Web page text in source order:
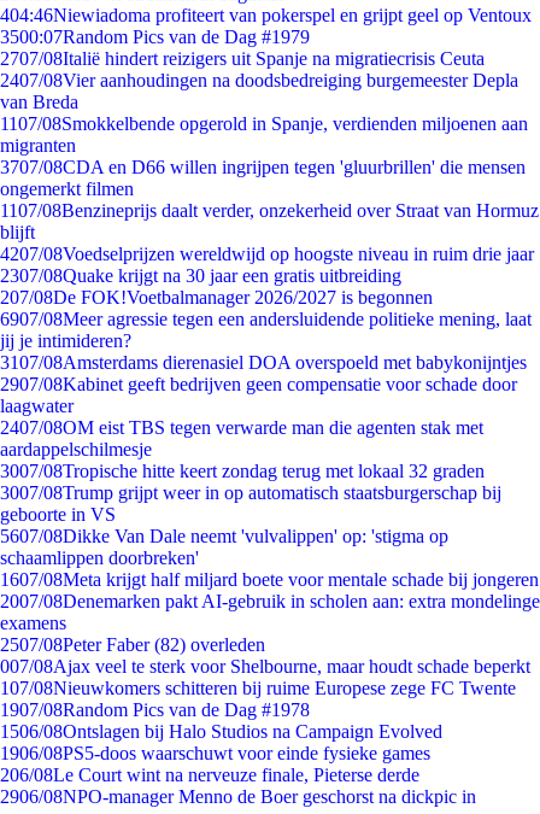
404:46Niewiadoma profiteert van pokerspel en grijpt geel op Ventoux
3500:07Random Pics van de Dag #1979
2707/08Italië hindert reizigers uit Spanje na migratiecrisis Ceuta
2407/08Vier aanhoudingen na doodsbedreiging burgemeester Depla
van Breda
1107/08Smokkelbende opgerold in Spanje, verdienden miljoenen aan
migranten
3707/08CDA en D66 willen ingrijpen tegen 'gluurbrillen' die mensen
ongemerkt filmen
1107/08Benzineprijs daalt verder, onzekerheid over Straat van Hormuz
blijft
4207/08Voedselprijzen wereldwijd op hoogste niveau in ruim drie jaar
2307/08Quake krijgt na 30 jaar een gratis uitbreiding
207/08De FOK!Voetbalmanager 2026/2027 is begonnen
6907/08Meer agressie tegen een andersluidende politieke mening, laat
jij je intimideren?
3107/08Amsterdams dierenasiel DOA overspoeld met babykonijntjes
2907/08Kabinet geeft bedrijven geen compensatie voor schade door
laagwater
2407/08OM eist TBS tegen verwarde man die agenten stak met
aardappelschilmesje
3007/08Tropische hitte keert zondag terug met lokaal 32 graden
3007/08Trump grijpt weer in op automatisch staatsburgerschap bij
geboorte in VS
5607/08Dikke Van Dale neemt 'vulvalippen' op: 'stigma op
schaamlippen doorbreken'
1607/08Meta krijgt half miljard boete voor mentale schade bij jongeren
2007/08Denemarken pakt AI-gebruik in scholen aan: extra mondelinge
examens
2507/08Peter Faber (82) overleden
007/08Ajax veel te sterk voor Shelbourne, maar houdt schade beperkt
107/08Nieuwkomers schitteren bij ruime Europese zege FC Twente
1907/08Random Pics van de Dag #1978
1506/08Ontslagen bij Halo Studios na Campaign Evolved
1906/08PS5-doos waarschuwt voor einde fysieke games
206/08Le Court wint na nerveuze finale, Pieterse derde
2906/08NPO-manager Menno de Boer geschorst na dickpic in